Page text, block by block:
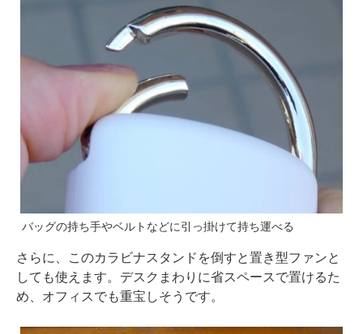
バッグの持ち手やベルトなどに引っ掛けて持ち運べる
さらに、このカラビナスタンドを倒すと置き型ファンと
しても使えます。デスクまわりに省スペースで置けるた
め、オフィスでも重宝しそうです。